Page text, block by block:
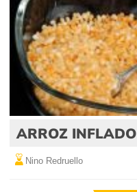
ARROZ INFLADO
Nino Redruello